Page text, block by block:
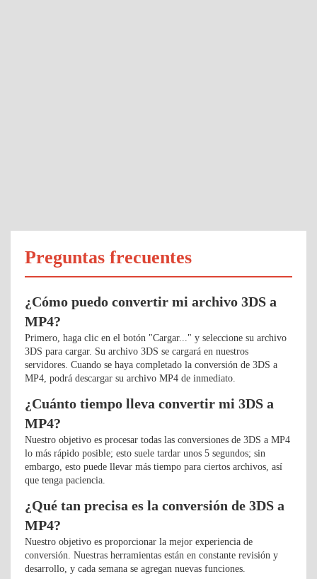
Preguntas frecuentes
¿Cómo puedo convertir mi archivo 3DS a
MP4?
Primero, haga clic en el botón "Cargar..." y seleccione su archivo
3DS para cargar. Su archivo 3DS se cargará en nuestros
servidores. Cuando se haya completado la conversión de 3DS a
MP4, podrá descargar su archivo MP4 de inmediato.
¿Cuánto tiempo lleva convertir mi 3DS a
MP4?
Nuestro objetivo es procesar todas las conversiones de 3DS a MP4
lo más rápido posible; esto suele tardar unos 5 segundos; sin
embargo, esto puede llevar más tiempo para ciertos archivos, así
que tenga paciencia.
¿Qué tan precisa es la conversión de 3DS a
MP4?
Nuestro objetivo es proporcionar la mejor experiencia de
conversión. Nuestras herramientas están en constante revisión y
desarrollo, y cada semana se agregan nuevas funciones.